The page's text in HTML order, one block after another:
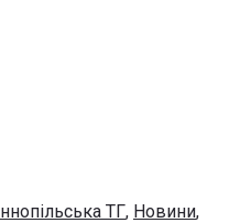
ТГ, Новини,